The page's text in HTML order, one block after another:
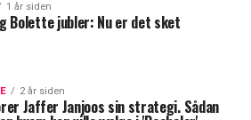
1 år siden
Bolette jubler: Nu er det sket
2 år siden
Jaffer Janjoos sin strategi. Sådan